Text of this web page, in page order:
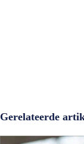
Gerelateerde